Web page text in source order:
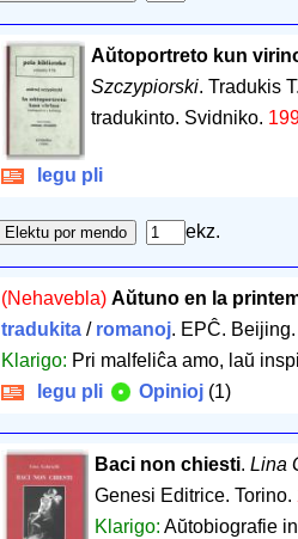
Aŭtoportreto kun
Szczypiorski. Tradukis
tradukinto. Svidniko.
legu pli
ekz.
(Nehavebla) Aŭtuno en la
tradukita / romanoj. EPĈ.
Klarigo: Pri malfeliĉa amo, laŭ
legu pli
Opinioj (1)
Baci non chiesti. Lina
Genesi Editrice. Torino.
Klarigo: Aŭtobiografie